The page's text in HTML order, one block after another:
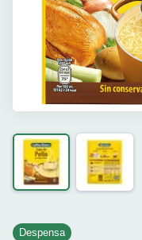
Despensa